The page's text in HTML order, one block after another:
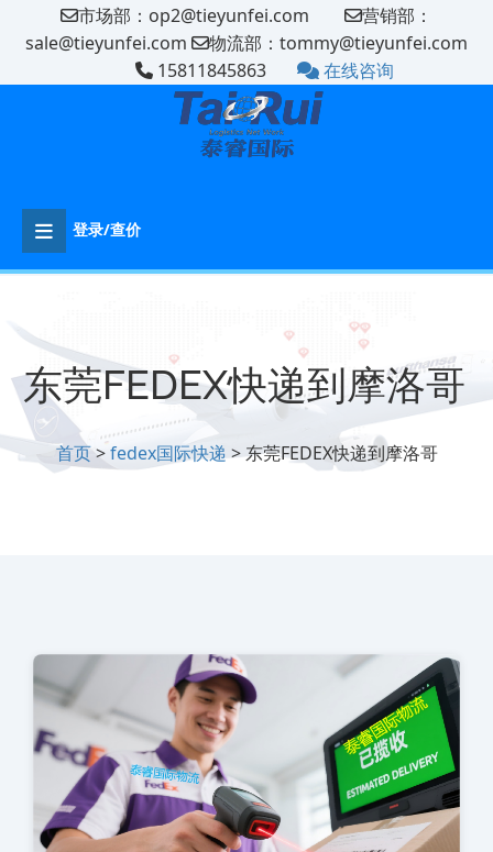
市场部：op2@tieyunfei.com
营销部：
sale@tieyunfei.com
物流部：tommy@tieyunfei.com
15811845863
在线咨询
登录/查价
东莞FEDEX快递到‌‌‌摩洛哥
首页>fedex国际快递> 东莞FEDEX快递到‌‌‌摩洛哥